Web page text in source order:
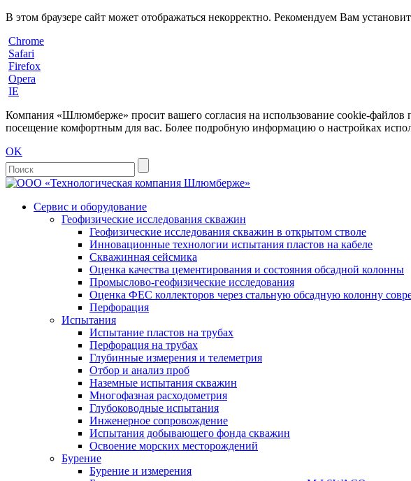
В этом браузере сайт может отображаться некорректно. Рекомендуем Вам
Chrome
Safari
Firefox
Opera
IE
Компания «Шлюмберже» просит вашего согласия на использование cookie-файлов
посещение комфортным для вас. Более подробную информацию о настройках
OK
Сервис и оборудование
Геофизические исследования скважин
Геофизические исследования скважин в открытом стволе
Инновационные технологии испытания пластов на кабеле
Скважинная сейсмика
Оценка качества цементирования и состояния обсадной колонны
Промыслово-геофизические исследования
Оценка ФЕС коллекторов через стальную обсадную колонну
Перфорация
Испытания
Испытание пластов на трубах
Перфорация на трубах
Глубинные измерения и телеметрия
Отбор и анализ проб
Наземные испытания скважин
Многофазная расходометрия
Глубоководные испытания
Инженерное сопровождение
Испытания добывающего фонда скважин
Освоение морских месторождений
Бурение
Бурение и измерения